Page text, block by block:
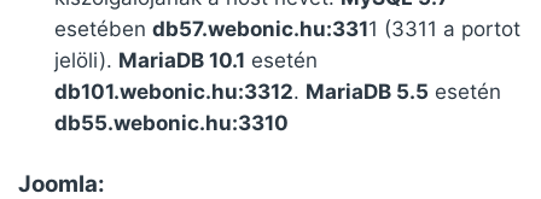
esetében db57.webonic.hu:3311 (3311 a portot
jelöli). MariaDB 10.1 esetén
db101.webonic.hu:3312. MariaDB 5.5 esetén
db55.webonic.hu:3310
Joomla: